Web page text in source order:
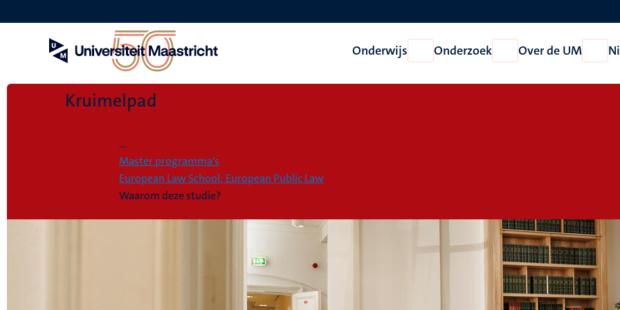
en
Onderwijs
Open
Onderwijs
Onderzoek
Open
Onderzoek
Over de UM
Open
Over
Kruimelpad
...
Master programma's
European Law School: European Public Law
Waarom deze studie?